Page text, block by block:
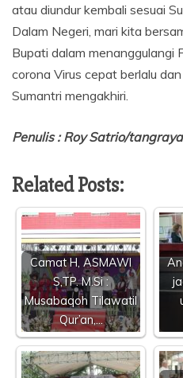
atau diundur kembali sesuai
Dalam Negeri, mari kita
Bupati dalam menanggulangi
corona Virus cepat berlalu
Sumantri mengakhiri.
Penulis : Roy Satrio/tangraya
Related Posts:
Camat H, ASMAWI
S,TP. M.Si :
Musabaqoh Tilawatil
Qur’an,…